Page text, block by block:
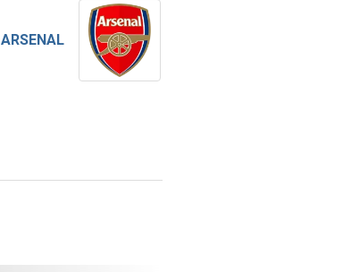
ARSENAL